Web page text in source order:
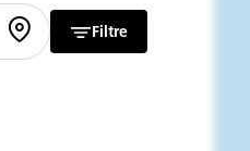
Filtre